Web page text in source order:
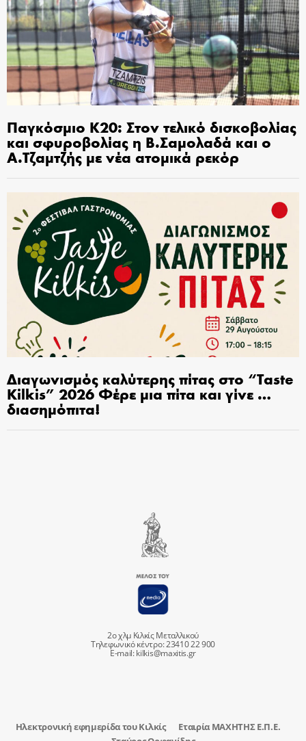
Παγκόσμιο Κ20: Στον τελικό δισκοβολίας
και σφυροβολίας η Β.Σαμολαδά και ο
Α.Τζαμτζής με νέα ατομικά ρεκόρ
Διαγωνισμός καλύτερης πίτας στο “Taste
Kilkis” 2026 Φέρε μια πίτα και γίνε …
διασημόπιτα!
2ο χλμ Κιλκίς Μεταλλικού
Τηλεφωνικό κέντρο: 23410 22 900
E-mail:kilkis@maxitis.gr
Ηλεκτρονική εφημερίδα του Κιλκίς
Εταιρία ΜΑΧΗΤΗΣ Ε.Π.Ε.